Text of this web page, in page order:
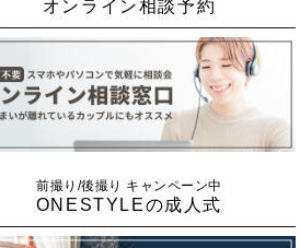
オンライン相談予約
前撮り/後撮り キャンペーン中
ONESTYLEの成人式